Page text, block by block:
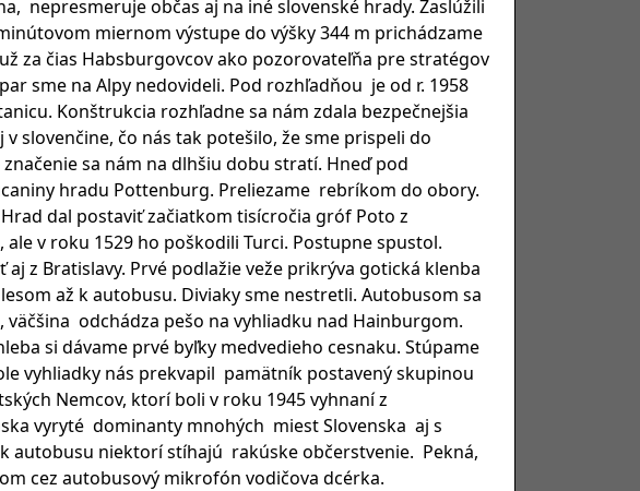
nepresmeruje občas aj na iné slovenské hrady. Zaslúžili
miernom výstupe do výšky 344 m prichádzame
za čias Habsburgovcov ako pozorovateľňa pre stratégov
sme na Alpy nedovideli. Pod rozhľadňou je od r. 1958
Konštrukcia rozhľadne sa nám zdala bezpečnejšia
slovenčine, čo nás tak potešilo, že sme prispeli do
sa nám na dlhšiu dobu stratí. Hneď pod
hradu Pottenburg. Preliezame rebríkom do obory.
dal postaviť začiatkom tisícročia gróf Poto z
v roku 1529 ho poškodili Turci. Postupne spustol.
z Bratislavy. Prvé podlažie veže prikrýva gotická klenba
až k autobusu. Diviaky sme nestretli. Autobusom sa
odchádza pešo na vyhliadku nad Hainburgom.
si dávame prvé byľky medvedieho cesnaku. Stúpame
vyhliadky nás prekvapil pamätník postavený skupinou
Nemcov, ktorí boli v roku 1945 vyhnaní z
vyryté dominanty mnohých miest Slovenska aj s
autobusu niektorí stíhajú rakúske občerstvenie. Pekná,
cez autobusový mikrofón vodičova dcérka.